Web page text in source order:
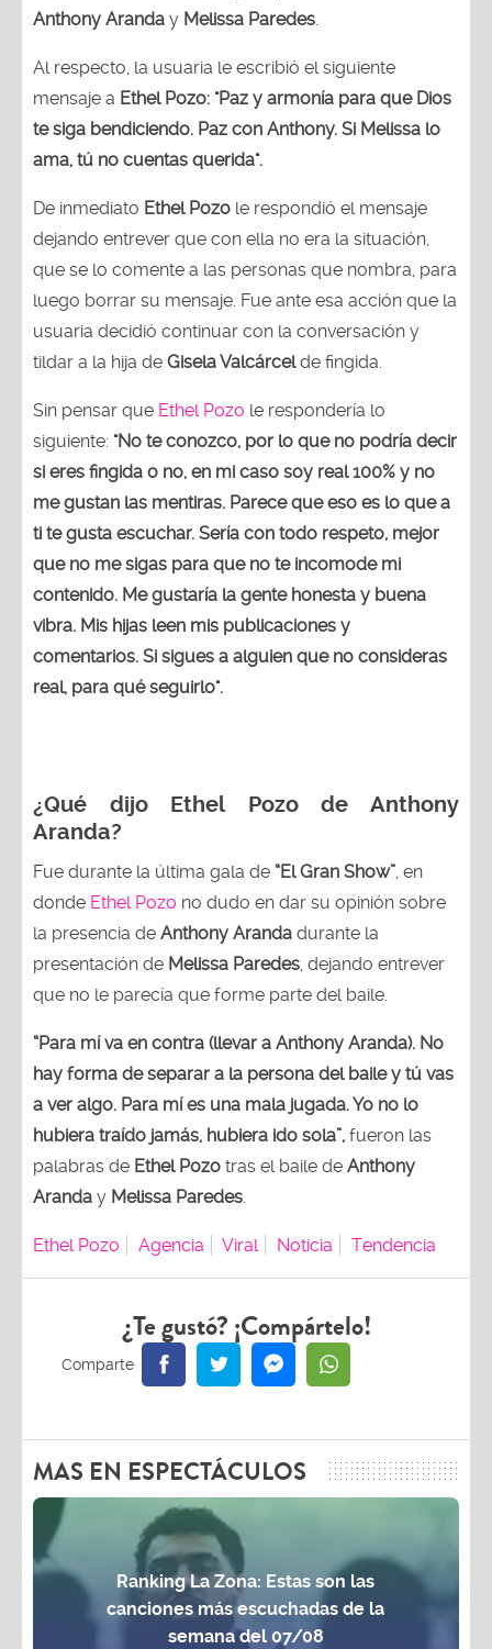
Anthony Aranda y Melissa Paredes
Al respecto, la usuaria le escribió el siguiente
mensaje a Ethel Pozo: "Paz y armonía para que Dios
te siga bendiciendo. Paz con Anthony. Si Melissa lo
ama, tú no cuentas querida".
De inmediato Ethel Pozo le respondió el mensaje
dejando entrever que con ella no era la situación,
que se lo comente a las personas que nombra, para
luego borrar su mensaje. Fue ante esa acción que la
usuaria decidió continuar con la conversación y
tildar a la hija de Gisela Valcárcelde fingida.
Sin pensar que Ethel Pozo le respondería lo
siguiente: "No te conozco, por lo que no podría decir
si eres fingida o no, en mi caso soy real 100% y no
me gustan las mentiras. Parece que eso es lo que a
ti te gusta escuchar. Sería con todo respeto, mejor
que no me sigas para que no te incomode mi
contenido. Me gustaría la gente honesta y buena
vibra. Mis hijas leen mis publicaciones y
comentarios. Si sigues a alguien que no consideras
real, para qué seguirlo".
¿Qué dijo Ethel Pozo de Anthony
Aranda?
Fue durante la última gala de “El Gran Show” , en
donde Ethel Pozo no dudo en dar su opinión sobre
la presencia de Anthony Aranda durante la
presentación de Melissa Paredes , dejando entrever
que no le parecía que forme parte del baile.
“Para mí va en contra (llevar a Anthony Aranda). No
hay forma de separar a la persona del baile y tú vas
a ver algo. Para mí es una mala jugada. Yo no lo
hubiera traído jamás, hubiera ido sola”, fueron las
palabras de Ethel Pozo tras el baile de Anthony
Aranda y Melissa Paredes
Ethel Pozo Agencia Viral Noticia Tendencia
¿Te gustó? ¡Compártelo!
MAS EN ESPECTÁCULOS
Ranking La Zona: Estas son las
canciones más escuchadas de la
semana del 07/08